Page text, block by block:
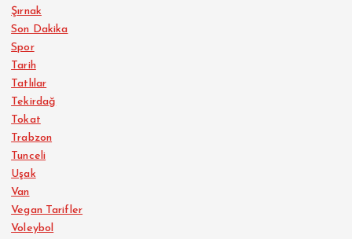
Şırnak
Son Dakika
Spor
Tarih
Tatlılar
Tekirdağ
Tokat
Trabzon
Tunceli
Uşak
Van
Vegan Tarifler
Voleybol